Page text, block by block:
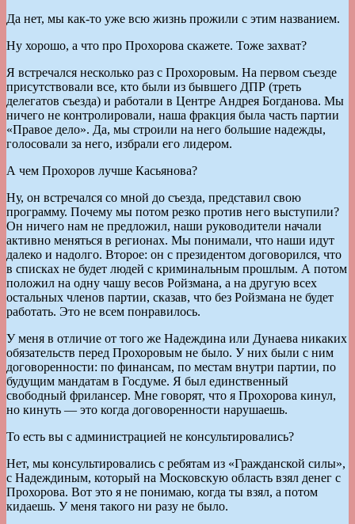
Да нет, мы как-то уже всю жизнь прожили с этим названием.
Ну хорошо, а что про Прохорова скажете. Тоже захват?
Я встречался несколько раз с Прохоровым. На первом съезде
присутствовали все, кто были из бывшего ДПР (треть
делегатов съезда) и работали в Центре Андрея Богданова. Мы
ничего не контролировали, наша фракция была часть партии
«Правое дело». Да, мы строили на него большие надежды,
голосовали за него, избрали его лидером.
А чем Прохоров лучше Касьянова?
Ну, он встречался со мной до съезда, представил свою
программу. Почему мы потом резко против него выступили?
Он ничего нам не предложил, наши руководители начали
активно меняться в регионах. Мы понимали, что наши идут
далеко и надолго. Второе: он с президентом договорился, что
в списках не будет людей с криминальным прошлым. А потом
положил на одну чашу весов Ройзмана, а на другую всех
остальных членов партии, сказав, что без Ройзмана не будет
работать. Это не всем понравилось.
У меня в отличие от того же Надеждина или Дунаева никаких
обязательств перед Прохоровым не было. У них были с ним
договоренности: по финансам, по местам внутри партии, по
будущим мандатам в Госдуме. Я был единственный
свободный фрилансер. Мне говорят, что я Прохорова кинул,
но кинуть — это когда договоренности нарушаешь.
То есть вы с администрацией не консультировались?
Нет, мы консультировались с ребятам из «Гражданской силы»,
с Надеждиным, который на Московскую область взял денег с
Прохорова. Вот это я не понимаю, когда ты взял, а потом
кидаешь. У меня такого ни разу не было.